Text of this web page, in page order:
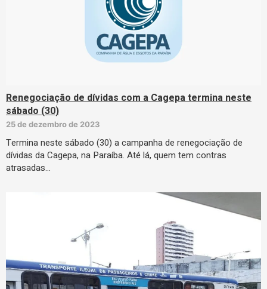
Renegociação de dívidas com a Cagepa termina neste
sábado (30)
25 de dezembro de 2023
Termina neste sábado (30) a campanha de renegociação de
dívidas da Cagepa, na Paraíba. Até lá, quem tem contras
atrasadas…